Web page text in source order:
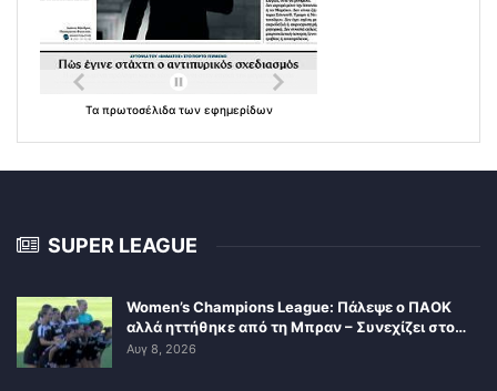
Τα πρωτοσέλιδα των εφημερίδων
SUPER LEAGUE
Women’s Champions League: Πάλεψε ο ΠΑΟΚ
αλλά ηττήθηκε από τη Μπραν – Συνεχίζει στο…
Αυγ 8, 2026